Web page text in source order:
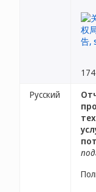
Русский